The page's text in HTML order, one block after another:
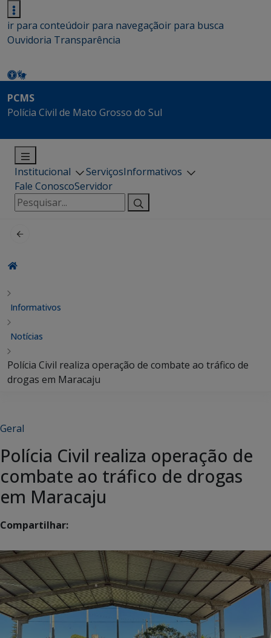
ir para conteúdoir para navegaçãoir para busca
Ouvidoria Transparência
PCMS
Polícia Civil de Mato Grosso do Sul
Institucional ServiçosInformativos
Fale ConoscoServidor
Pesquisar
por:
Informativos
Notícias
Polícia Civil realiza operação de combate ao tráfico de
drogas em Maracaju
Geral
Polícia Civil realiza operação de
combate ao tráfico de drogas
em Maracaju
Compartilhar: